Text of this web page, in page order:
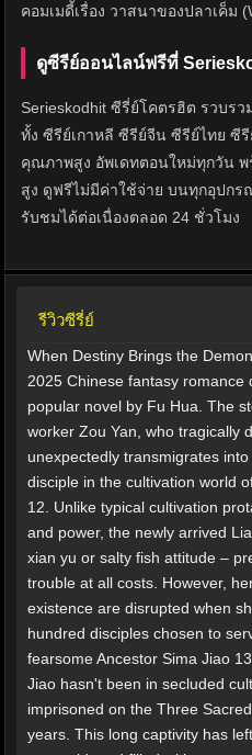
คอมเมดี้เรื่อง วาสนาของปลาเค็ม
ดูซีรีย์ออนไลน์ฟรีที่
Serieskodhit ซีรี่ย์โคตรฮิต รวบร
ทั้ง ซีรีย์เกาหลี ซีรีย์จีน ซีรีย์ไทย
คุณภาพสูง อัพเดทตอนใหม่ทุกวัน
สูง ดูฟรีไม่มีค่าใช้จ่าย บนทุกอุปกร
รับชมได้ต่อเนื่องตลอด 24 ชั่วโมง
รีวิวซีรี่ย์
When Destiny Brings the
2025 Chinese fantasy romance
popular novel by Fu Hua. The
worker Zou Yan, who tragically
unexpectedly transmigrates
disciple in the cultivation world
12. Unlike typical cultivation
and power, the newly arrived
xian yu or salty fish attitude –
trouble at all costs. However,
existence are disrupted when
hundred disciples chosen to
fearsome Ancestor Sima Jiao
Jiao hasn't been in secluded
imprisoned on the Three
years. This long captivity has